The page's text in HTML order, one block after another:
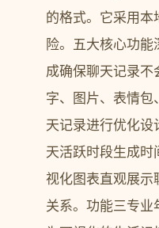
的格式。它采用
险。五大核心功
成确保聊天记录
字、图片、表情
天记录进行优化
天活跃时段生成
视化图表直观展
关系。功能三专